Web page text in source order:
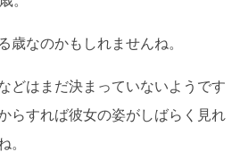
歳なのかもしれませんね。
どはまだ決まっていないようです
らすれば彼女の姿がしばらく見れ
。